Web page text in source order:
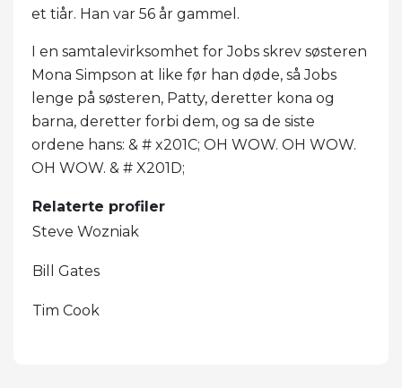
et tiår. Han var 56 år gammel.
I en samtalevirksomhet for Jobs skrev søsteren
Mona Simpson at like før han døde, så Jobs
lenge på søsteren, Patty, deretter kona og
barna, deretter forbi dem, og sa de siste
ordene hans: & # x201C; OH WOW. OH WOW.
OH WOW. & # X201D;
Relaterte profiler
Steve Wozniak
Bill Gates
Tim Cook